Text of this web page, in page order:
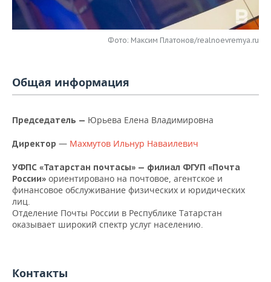
НЕФТЕХИМИЯ
НЕФТЬ
ЭНЕРГЕТИКА
РОЗНИЧНАЯ ТОРГОВЛЯ
УСЛУГИ
НОВОСТИ ТЕХНОЛОГИЙ
МЕДИА
МЕРОПРИЯТИЯ
ВЫЕЗДНАЯ РЕДАКЦИЯ
ОТКРЫТАЯ ЛЕКЦИЯ
НОВОСТИ СПОРТА
БАСКЕТБОЛ
ВОЛЕЙБОЛ
КИБЕРСПОРТ
ВОДНЫЕ ВИДЫ СПОРТА
ОБЩЕСТВО
ИНФРАСТРУКТУРА
ИСТОРИЯ
КУЛЬТУРА
ОБРАЗОВАНИЕ
СПРАВОЧНИК
СПИСОК ПЕРСОН
СПИСОК КОМПАНИЙ
ПОЛНАЯ ВЕРСИЯ
Фото: Максим Платонов/realnoevremya.ru
Общая информация
Председатель — Юрьева Елена Владимировна
Директор — Махмутов Ильнур Наваилевич
УФПС «Татарстан почтасы» — филиал ФГУП «Почта
России» ориентировано на почтовое, агентское и
финансовое обслуживание физических и юридических
лиц.
Отделение Почты России в Республике Татарстан
оказывает широкий спектр услуг населению.
Контакты